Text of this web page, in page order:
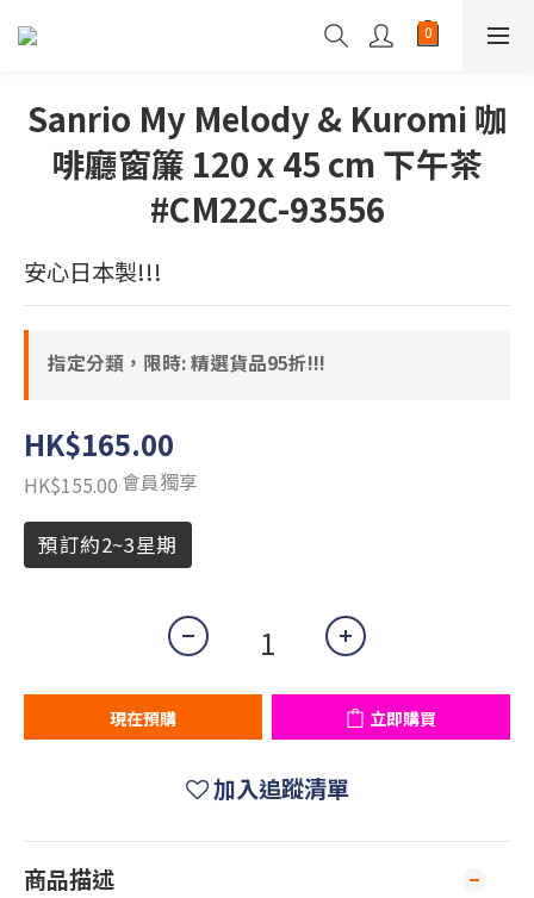
Sanrio My Melody & Kuromi 咖
啡廳窗簾 120 x 45 cm 下午茶
#CM22C-93556
安心日本製!!!
指定分類，限時: 精選貨品95折!!!
HK$165.00
HK$155.00 會員獨享
預訂約2~3星期
現在預購 立即購買
加入追蹤清單
商品描述